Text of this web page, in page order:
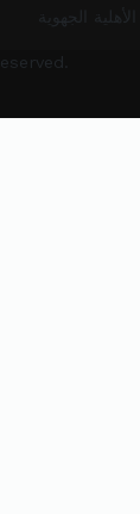
الجهوية